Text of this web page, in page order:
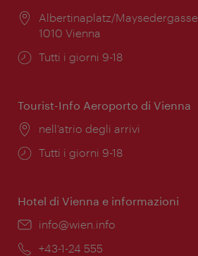
Posizione:
Albertinaplatz/Maysedergasse
1010 Vienna
Orari
Tutti i giorni 9-18
Tourist-Info Aeroporto di Vienna
Posizione:
nell’atrio degli arrivi
Orari
Tutti i giorni 9-18
Hotel di Vienna e informazioni
Email:
info@wien.info
Telefono:
+43-1-24 555